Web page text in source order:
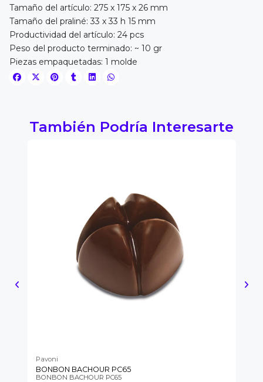
Tamaño del artículo: 275 x 175 x 26 mm
Tamaño del praliné: 33 x 33 h 15 mm
Productividad del artículo: 24 pcs
Peso del producto terminado: ~ 10 gr
Piezas empaquetadas: 1 molde
También Podría Interesarte
Pavoni
BONBON BACHOUR PC65
BONBON BACHOUR PC65